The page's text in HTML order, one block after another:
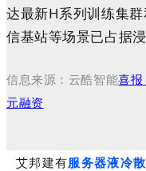
达最新H系列训练集
信基站等场景已占据
信息来源：云酷智能喜
元融资
艾邦建有服务器液冷